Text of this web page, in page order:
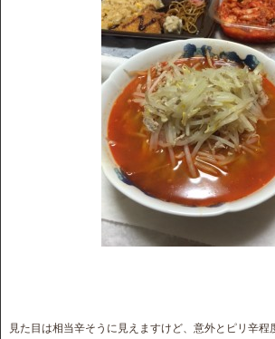
見た目は相当辛そうに見えますけど、意外とピリ辛程